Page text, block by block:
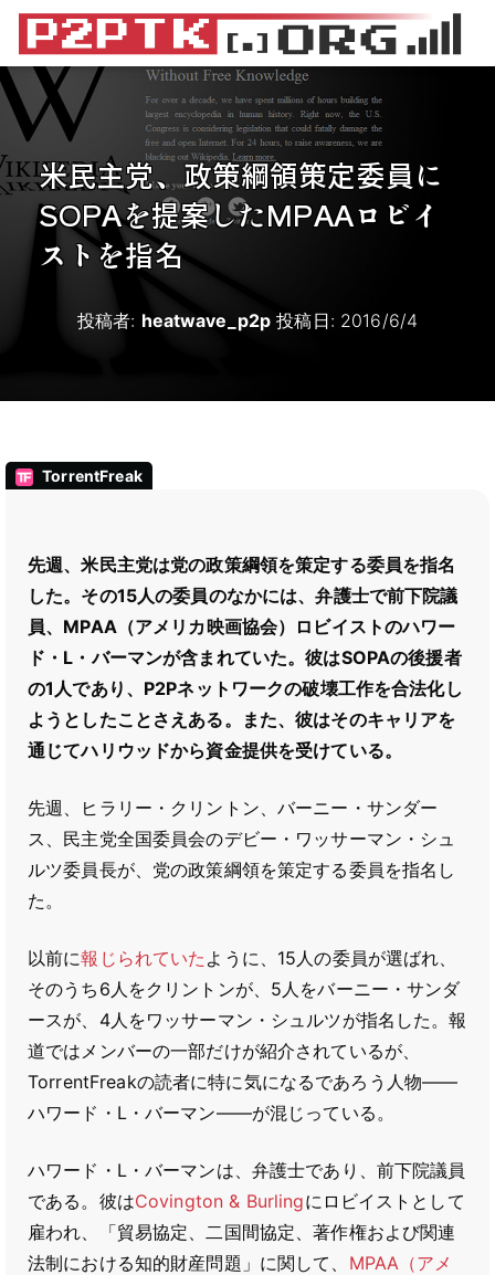
米民主党、政策綱領策定委員に
SOPAを提案したMPAAロビイ
ストを指名
投稿者: heatwave_p2p 投稿日: 2016/6/4
TorrentFreak
先週、米民主党は党の政策綱領を策定する委員を指名
した。その15人の委員のなかには、弁護士で前下院議
員、MPAA（アメリカ映画協会）ロビイストのハワー
ド・L・バーマンが含まれていた。彼はSOPAの後援者
の1人であり、P2Pネットワークの破壊工作を合法化し
ようとしたことさえある。また、彼はそのキャリアを
通じてハリウッドから資金提供を受けている。
先週、ヒラリー・クリントン、バーニー・サンダー
ス、民主党全国委員会のデビー・ワッサーマン・シュ
ルツ委員長が、党の政策綱領を策定する委員を指名し
た。
以前に報じられていた ように、15人の委員が選ばれ、
そのうち6人をクリントンが、5人をバーニー・サンダ
ースが、4人をワッサーマン・シュルツが指名した。報
道ではメンバーの一部だけが紹介されているが、
TorrentFreakの読者に特に気になるであろう人物――
ハワード・L・バーマン――が混じっている。
ハワード・L・バーマンは、弁護士であり、前下院議員
である。彼はCovington & Burlingにロビイストとして
雇われ、「貿易協定、二国間協定、著作権および関連
法制における知的財産問題」に関して、 MPAA（アメ